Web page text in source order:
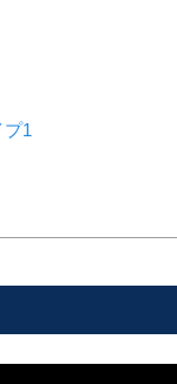
プ1